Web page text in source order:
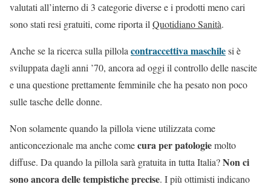
valutati all’interno di 3 categorie diverse e i prodotti meno cari
sono stati resi gratuiti, come riporta il Quotidiano Sanità.
Anche se la ricerca sulla pillola contraccettiva maschilesi è
sviluppata dagli anni ’70, ancora ad oggi il controllo delle nascite
e una questione prettamente femminile che ha pesato non poco
sulle tasche delle donne.
Non solamente quando la pillola viene utilizzata come
anticoncezionale ma anche comecura per patologiemolto
diffuse. Da quando la pillola sarà gratuita in tutta Italia?Non ci
sono ancora delle tempistiche precise. I più ottimisti indicano